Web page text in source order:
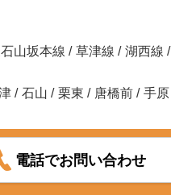
山坂本線 / 草津線 / 湖西線 /
/ 石山 / 栗東 / 唐橋前 / 手原
電話でお問い合わせ